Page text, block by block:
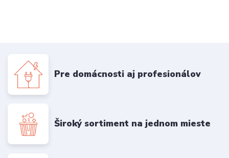
Pre domácnosti aj profesionálov
Široký sortiment na jednom mieste